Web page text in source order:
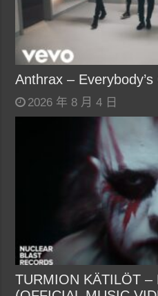
Anthrax – Everybody’s
2026 年 8 月 4 日
TURMION KÄTILÖT –